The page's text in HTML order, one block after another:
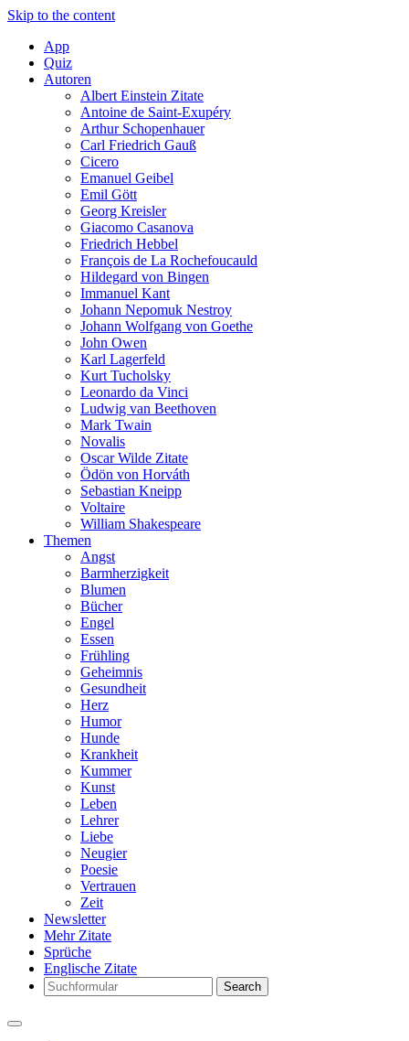
Skip to the content
App
Quiz
Autoren
Albert Einstein Zitate
Antoine de Saint-Exupéry
Arthur Schopenhauer
Carl Friedrich Gauß
Cicero
Emanuel Geibel
Emil Gött
Georg Kreisler
Giacomo Casanova
Friedrich Hebbel
François de La Rochefoucauld
Hildegard von Bingen
Immanuel Kant
Johann Nepomuk Nestroy
Johann Wolfgang von Goethe
John Owen
Karl Lagerfeld
Kurt Tucholsky
Leonardo da Vinci
Ludwig van Beethoven
Mark Twain
Novalis
Oscar Wilde Zitate
Ödön von Horváth
Sebastian Kneipp
Voltaire
William Shakespeare
Themen
Angst
Barmherzigkeit
Blumen
Bücher
Engel
Essen
Frühling
Geheimnis
Gesundheit
Herz
Humor
Hunde
Krankheit
Kummer
Kunst
Leben
Lehrer
Liebe
Neugier
Poesie
Vertrauen
Zeit
Newsletter
Mehr Zitate
Sprüche
Englische Zitate
Search